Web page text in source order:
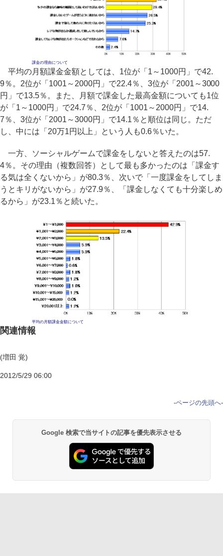
課金の理由について
平均の月額課金金額としては、1位が「1～1000円」で42.
9％。2位が「1001～2000円」で22.4％、3位が「2001～3000
円」で13.5％。また、月額で課金した最高金額についても1位
が「1～1000円」で24.7％、2位が「1001～2000円」で14.
7％、3位が「2001～3000円」で14.1％と順位は同じ。ただ
し、中には「20万1円以上」という人も0.6％いた。
一方、ソーシャルゲームで課金をしないと答えたのは57.
4％。その理由（複数回答）として最も多かったのは「課金す
る気は全くないから」が80.3％、次いで「一度課金をしてしま
うとキリがないから」が27.9％、「課金しなくても十分楽しめ
るから」が23.1％と続いた。
平均の月額課金金額について
関連情報
(増田 覚)
2012/5/29 06:00
-ページの先頭へ-
Google 検索で当サイトの記事を優先表示させる